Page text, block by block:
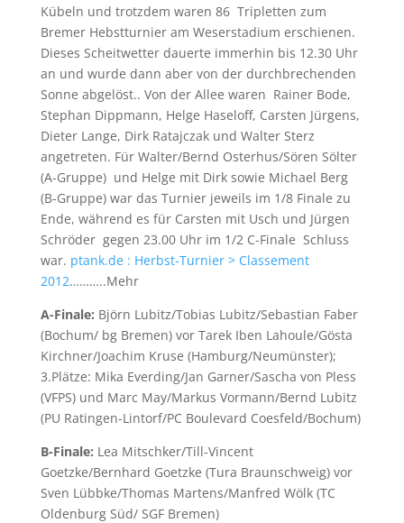
Kübeln und trotzdem waren 86 Tripletten zum
Bremer Hebstturnier am Weserstadium erschienen.
Dieses Scheitwetter dauerte immerhin bis 12.30 Uhr
an und wurde dann aber von der durchbrechenden
Sonne abgelöst.. Von der Allee waren Rainer Bode,
Stephan Dippmann, Helge Haseloff, Carsten Jürgens,
Dieter Lange, Dirk Ratajczak und Walter Sterz
angetreten. Für Walter/Bernd Osterhus/Sören Sölter
(A-Gruppe) und Helge mit Dirk sowie Michael Berg
(B-Gruppe) war das Turnier jeweils im 1/8 Finale zu
Ende, während es für Carsten mit Usch und Jürgen
Schröder gegen 23.00 Uhr im 1/2 C-Finale Schluss
war. ptank.de : Herbst-Turnier > Classement
2012………..Mehr
A-Finale: Björn Lubitz/Tobias Lubitz/Sebastian Faber
(Bochum/ bg Bremen) vor Tarek Iben Lahoule/Gösta
Kirchner/Joachim Kruse (Hamburg/Neumünster);
3.Plätze: Mika Everding/Jan Garner/Sascha von Pless
(VFPS) und Marc May/Markus Vormann/Bernd Lubitz
(PU Ratingen-Lintorf/PC Boulevard Coesfeld/Bochum)
B-Finale: Lea Mitschker/Till-Vincent
Goetzke/Bernhard Goetzke (Tura Braunschweig) vor
Sven Lübbke/Thomas Martens/Manfred Wölk (TC
Oldenburg Süd/ SGF Bremen)